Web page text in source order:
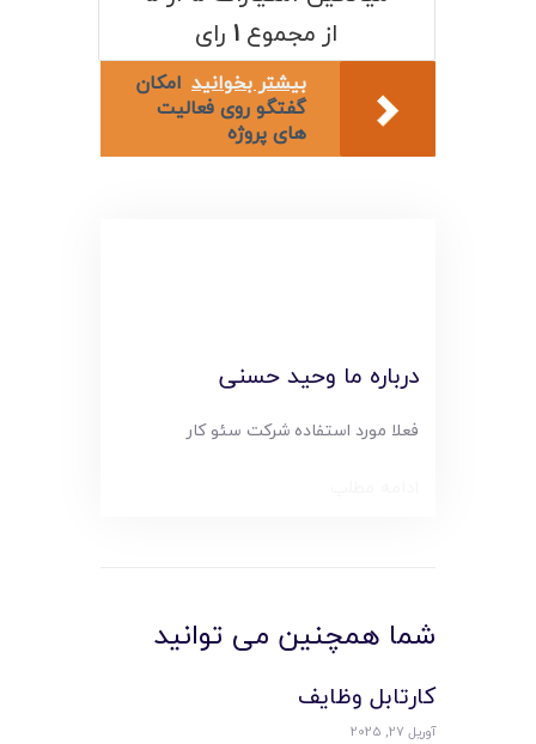
از مجموع ۱ رای
بیشتر بخوانید امکان
گفتگو روی فعالیت
های پروژه
درباره ما وحید حسنی
فعلا مورد استفاده شرکت سئو کار
شما همچنین می توانید
کارتابل وظایف
آوریل 27, 2025